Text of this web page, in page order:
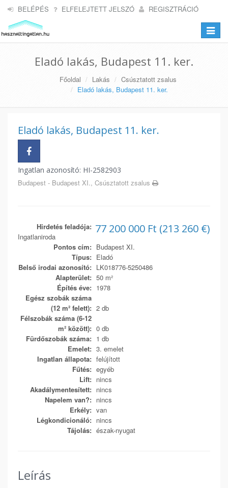
BELÉPÉS ELFELEJTETT JELSZÓ REGISZTRÁCIÓ
Toggle
Eladó lakás, Budapest 11. ker.
Főoldal Lakás
Csúsztatott zsalus
Eladó lakás, Budapest 11. ker.
Eladó lakás, Budapest 11. ker.
Ingatlan azonosító: HI-2582903
Budapest - Budapest XI., Csúsztatott zsalus
77 200 000 Ft (213 260 €)
Hirdetés feladója:
Ingatlaniroda
Pontos cím: Budapest XI.
Típus: Eladó
Belső irodai azonosító: LK018776-5250486
Alapterület: 50 m²
Építés éve: 1978
Egész szobák száma
(12 m² felett): 2 db
Félszobák száma (6-12
m² között): 0 db
Fürdőszobák száma: 1 db
Emelet: 3. emelet
Ingatlan állapota: felújított
Fűtés: egyéb
Lift: nincs
Akadálymentesített: nincs
Napelem van?: nincs
Erkély: van
Légkondicionáló: nincs
Tájolás: észak-nyugat
Leírás